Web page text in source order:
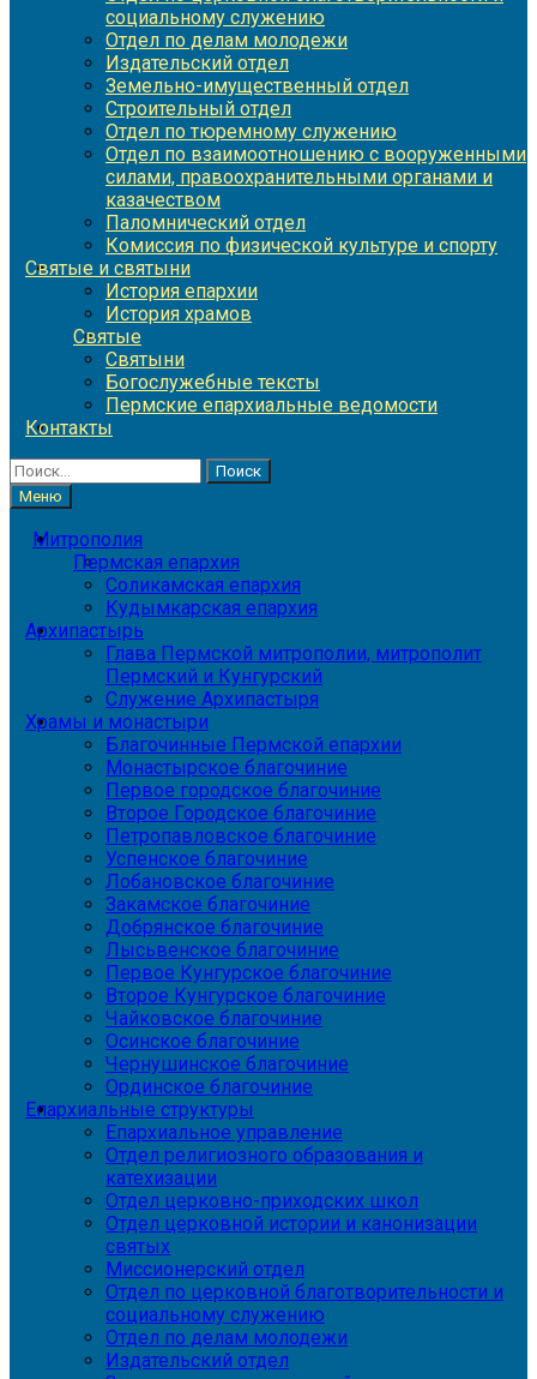
социальному служению
Отдел по делам молодежи
Издательский отдел
Земельно-имущественный отдел
Строительный отдел
Отдел по тюремному служению
Отдел по взаимоотношению с вооруженными
силами, правоохранительными органами и
казачеством
Паломнический отдел
Комиссия по физической культуре и спорту
Святые и святыни
История епархии
История храмов
Святые
Святыни
Богослужебные тексты
Пермские епархиальные ведомости
Контакты
Найти:
Меню
Митрополия
Пермская епархия
Соликамская епархия
Кудымкарская епархия
Архипастырь
Глава Пермской митрополии, митрополит
Пермский и Кунгурский
Служение Архипастыря
Храмы и монастыри
Благочинные Пермской епархии
Монастырское благочиние
Первое городское благочиние
Второе Городское благочиние
Петропавловское благочиние
Успенское благочиние
Лобановское благочиние
Закамское благочиние
Добрянское благочиние
Лысьвенское благочиние
Первое Кунгурское благочиние
Второе Кунгурское благочиние
Чайковское благочиние
Осинское благочиние
Чернушинское благочиние
Ординское благочиние
Епархиальные структуры
Епархиальное управление
Отдел религиозного образования и
катехизации
Отдел церковно-приходских школ
Отдел церковной истории и канонизации
святых
Миссионерский отдел
Отдел по церковной благотворительности и
социальному служению
Отдел по делам молодежи
Издательский отдел